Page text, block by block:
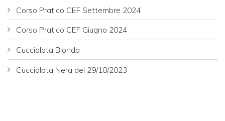
Corso Pratico CEF Settembre 2024
Corso Pratico CEF Giugno 2024
Cucciolata Bionda
Cucciolata Nera del 29/10/2023